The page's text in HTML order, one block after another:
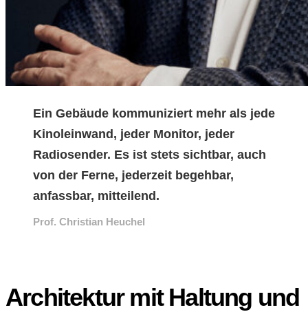
Ein Gebäude kommuniziert mehr als jede
Kinoleinwand, jeder Monitor, jeder
Radiosender. Es ist stets sichtbar, auch
von der Ferne, jederzeit begehbar,
anfassbar, mitteilend.
Prof. Christian Heuchel
Architektur mit Haltung und